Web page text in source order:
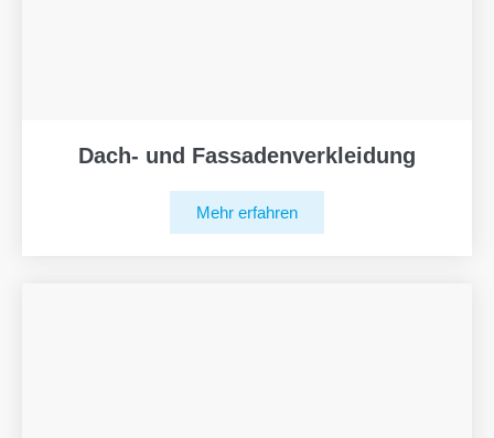
Dach- und Fassadenverkleidung
Mehr erfahren